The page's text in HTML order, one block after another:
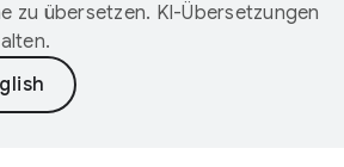
zu übersetzen. KI-Übersetzungen